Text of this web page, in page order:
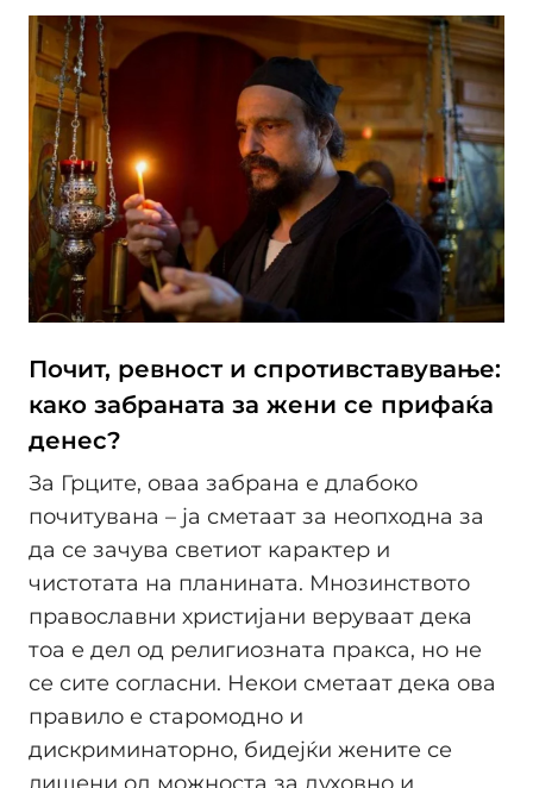
Почит, ревност и спротивставување:
како забраната за жени се прифаќа
денес?
За Грците, оваа забрана е длабоко
почитувана – ја сметаат за неопходна за
да се зачува светиот карактер и
чистотата на планината. Мнозинството
православни христијани веруваат дека
тоа е дел од религиозната пракса, но не
се сите согласни. Некои сметаат дека ова
правило е старомодно и
дискриминаторно, бидејќи жените се